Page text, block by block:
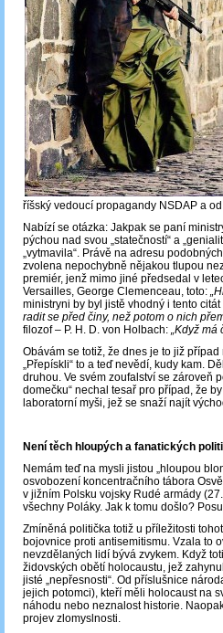
říšský vedoucí propagandy NSDAP a
Nabízí se otázka: Jakpak se paní
pýchou nad svou „statečností“ a
„vytmavila“. Právě na adresu
zvolena nepochybně nějakou tlupou
premiér, jenž mimo jiné předsedal v
Versailles, George Clemenceau, toto:
ministryni by byl jistě vhodný i tento
radit se před činy, než potom o nich
filozof – P. H. D. von Holbach: „Když má
Obávám se totiž, že dnes je to již
„Přepískli“ to a teď nevědí, kudy kam.
druhou. Ve svém zoufalství se zároveň
domečku“ nechal tesař pro případ, že
laboratorní myši, jež se snaží najít
Není těch hloupých a fanatických
Nemám teď na mysli jistou „hloupou
osvobození koncentračního tábora
v jižním Polsku vojsky Rudé armády
všechny Poláky. Jak k tomu došlo?
Zmíněná politička totiž u příležitosti
bojovnice proti antisemitismu. Vzala to
nevzdělaných lidí bývá zvykem. Když
židovských obětí holocaustu, jež
jisté „nepřesnosti“. Od příslušnice
jejich potomci), kteří měli holocaust na
náhodu nebo neznalost historie.
projev zlomyslnosti.